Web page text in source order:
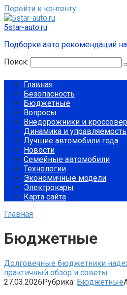
Перейти к контенту
5star-auto.ru
Подборки авто рекомендаций
Поиск:
Главная
Безопасность
Бюджетные
Вопросы
Внедорожники и
Динамика и управляемость
Лучшие автомобили года
Новости
Семейные автомобили
Технологии
Экономичные модели
Электрокары
Карта сайта
Главная
Бюджетные
Долговечные бюджетники
практичный обзор и советы
27.03.2026Рубрика: Бюджетные